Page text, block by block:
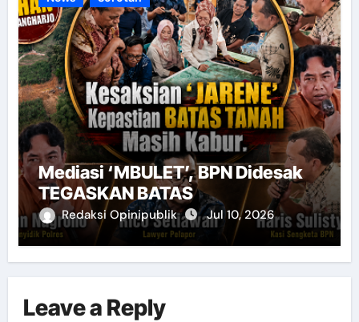
Mediasi ‘MBULET’, BPN Didesak
TEGASKAN BATAS
Redaksi Opinipublik Jul 10, 2026
Leave a Reply